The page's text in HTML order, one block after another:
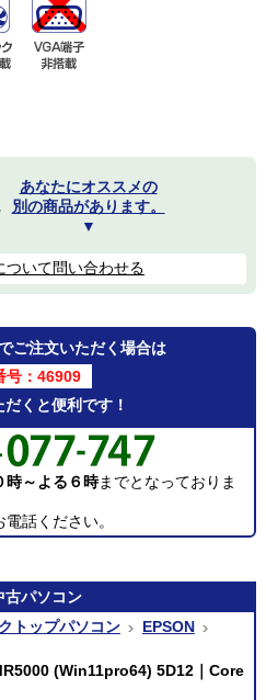
あなたにオススメの
別の商品があります。
▼
ついて問い合わせる
ご注文いただく場合は
号：46909
くと便利です！
時～よる６時までとなっておりま
話ください。
古パソコン
トップパソコン
EPSON
(Win11pro64) 5D12｜Core